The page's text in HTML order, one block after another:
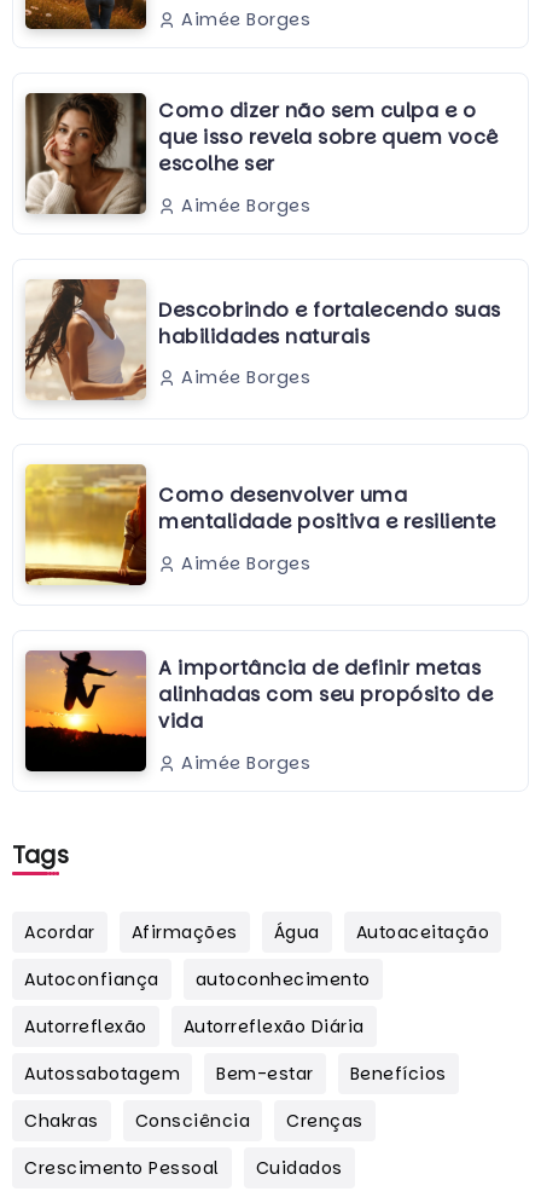
Aimée Borges
Como dizer não sem culpa e o
que isso revela sobre quem você
escolhe ser
Aimée Borges
Descobrindo e fortalecendo suas
habilidades naturais
Aimée Borges
Como desenvolver uma
mentalidade positiva e resiliente
Aimée Borges
A importância de definir metas
alinhadas com seu propósito de
vida
Aimée Borges
Tags
Acordar Afirmações Água
Autoaceitação
Autoconfiança
autoconhecimento
Autorreflexão
Autorreflexão Diária
Autossabotagem
Bem-estar
Benefícios
Chakras
Consciência
Crenças
Crescimento Pessoal
Cuidados